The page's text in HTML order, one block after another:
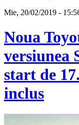
Mie, 20/02/2019 -
Noua
versiunea
start de
inclus